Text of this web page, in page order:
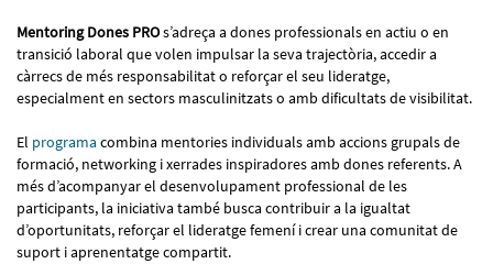
Mentoring Dones PROs’adreça a dones professionals en actiu o en
transició laboral que volen impulsar la seva trajectòria, accedir a
càrrecs de més responsabilitat o reforçar el seu lideratge,
especialment en sectors masculinitzats o amb dificultats de visibilitat.
El programa combina mentories individuals amb accions grupals de
formació, networking i xerrades inspiradores amb dones referents. A
més d’acompanyar el desenvolupament professional de les
participants, la iniciativa també busca contribuir a la igualtat
d’oportunitats, reforçar el lideratge femení i crear una comunitat de
suport i aprenentatge compartit.